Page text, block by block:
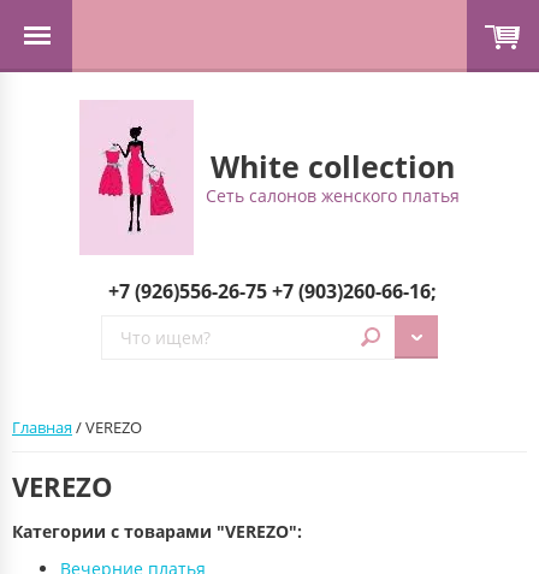
White collection
Сеть салонов женского платья
+7 (926)556-26-75 +7 (903)260-66-16;
Главная/ VEREZO
VEREZO
Категории с товарами "VEREZO":
Вечерние платья